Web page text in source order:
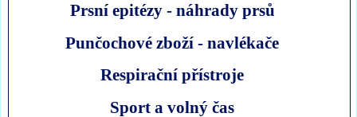
Prsní epitézy - náhrady prsů
Punčochové zboží - navlékače
Respirační přístroje
Sport a volný čas